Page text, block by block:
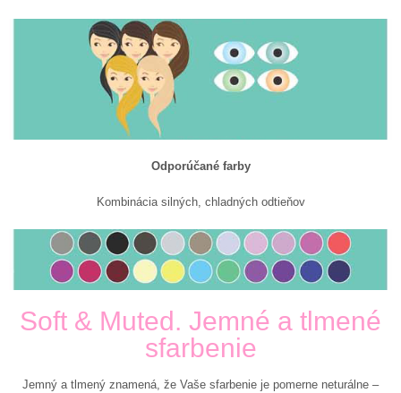
Odporúčané farby
Kombinácia silných, chladných odtieňov
Soft & Muted. Jemné a tlmené
sfarbenie
Jemný a tlmený znamená, že Vaše sfarbenie je pomerne neturálne –